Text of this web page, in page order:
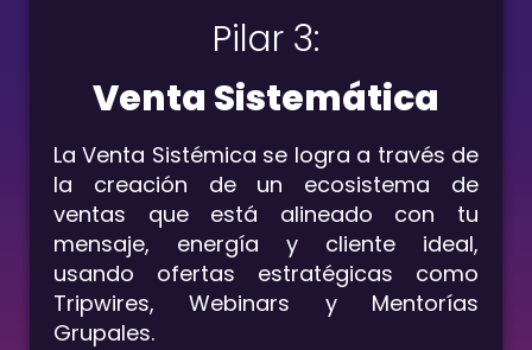
Pilar 3:
Venta Sistemática
La Venta Sistémica se logra a través de
la creación de un ecosistema de
ventas que está alineado con tu
mensaje, energía y cliente ideal,
usando ofertas estratégicas como
Tripwires, Webinars y Mentorías
Grupales.